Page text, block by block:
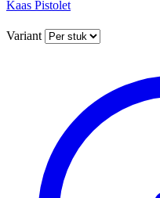
Kaas Pistolet
Variant